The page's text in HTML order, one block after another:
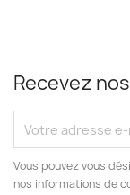
Recevez
Vous pouvez vous
nos informations de